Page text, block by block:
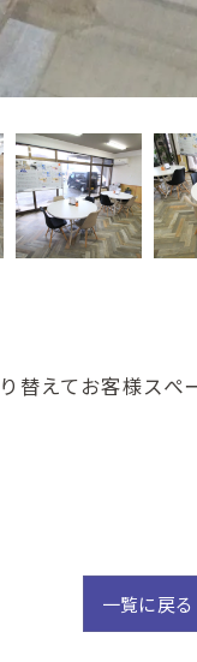
替えてお客様ス
一覧に戻る